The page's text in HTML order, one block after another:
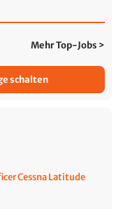
Mehr Top-Jobs >
schalten
Cessna Latitude